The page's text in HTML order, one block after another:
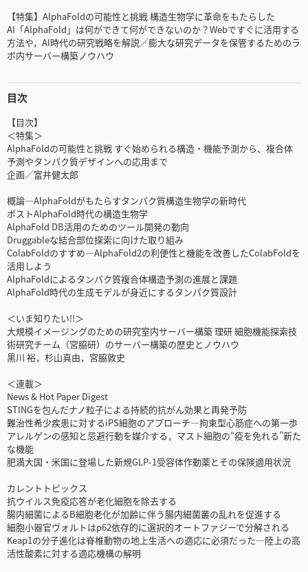
【特集】AlphaFoldの可能性と挑戦 構造生物学に革命をもたらした
AI「AlphaFold」は何ができて何ができないのか？Webですぐに活用する
方法や，AI時代の研究戦略を解説／膨大な研究データを保管するためのラ
ボ内サーバー構築ノウハウ
目次
【目次】
＜特集＞
AlphaFoldの可能性と挑戦 すぐ始められる構造・機能予測から、複合体
予測やタンパク質デザインへの応用まで
企画／富井健太郎
概論―AlphaFoldがもたらすタンパク質構造生物学の新時代
ポストAlphaFold時代の構造生物学
AlphaFold DB活用のためのツール開発の動向
Druggableな結合部位探索に向けた取り組み
ColabFoldのすすめ―AlphaFold2の利便性と機能を改善したColabFoldを
活用しよう
AlphaFoldによるタンパク質複合体構造予測の進展と課題
AlphaFold時代の生成モデルが身近にするタンパク質設計
＜いま知りたい!!＞
大規模イメージングのための研究室内サーバー構築 理研 細胞機能探索技
術研究チーム（宮脇研）のサーバー構築の歴史とノウハウ
黒川 裕，杉山真由，宮脇敦史
＜連載＞
News & Hot Paper Digest
STINGを包んだナノ粒子による持続的抗がん効果と再発予防
難治性希少疾患に対するiPS細胞のアプローチ―拘束型心筋症への第一歩
アレルゲンの感知と忌避行動を媒介する，マスト細胞の“疫を免れる”新た
な機能
肥満大国・米国に登場した新規GLP-1受容体作動薬とその保険適用状況
カレントトピックス
抗ウイルス免疫応答が老化細胞を除去する
腸内細菌によるB細胞老化が加齢に伴う腸内細菌叢の乱れを促進する
細胞小器官ヴォルトはp62依存的に選択的オートファジーで分解される
Keap1の分子進化は脊椎動物の地上生活への適応に必須だった―陸上の高
活性酸素に対する適応機構の解明